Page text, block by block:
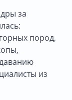
за
пород,
из